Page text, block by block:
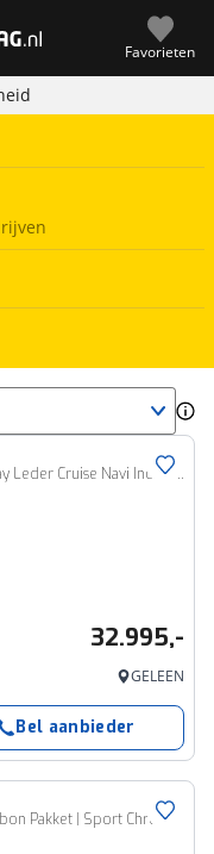
Favorieten
PORSCHE 2.0 Sport Chrono Panodak CarPlay Leder Cruise Navi Incl 12Mnd Garantie
32.995,-
GELEEN
Bel aanbieder
Coupé 4.0 Turbo E-Hybrid | Keramisch | Carbon Pakket | Sport Chrono | Achterasbest. | Rijklaar inclusief 1 jaar BOVAG garantie!